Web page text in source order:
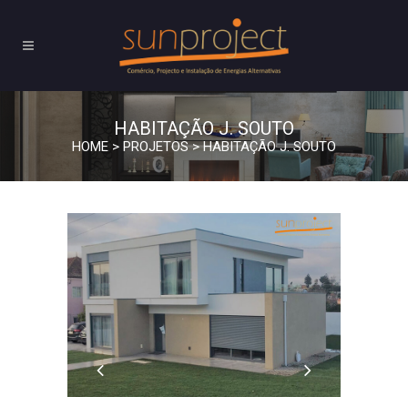
HABITAÇÃO J. SOUTO
HOME > PROJETOS>HABITAÇÃO J. SOUTO